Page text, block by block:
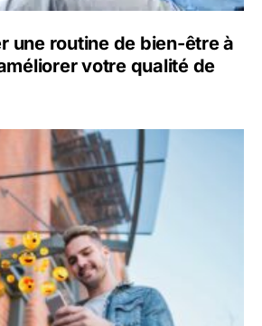
une routine de bien-être à
votre qualité de